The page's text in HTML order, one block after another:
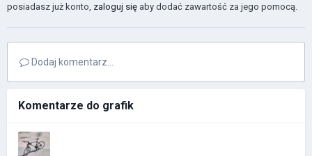
posiadasz już konto, zaloguj się aby dodać zawartość za jego pomocą.
Dodaj komentarz...
Komentarze do grafik